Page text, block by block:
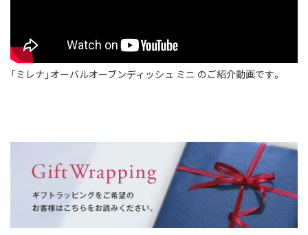
「ミレナ」オーバルオーブンディッシュ ミニ のご紹介動画です。